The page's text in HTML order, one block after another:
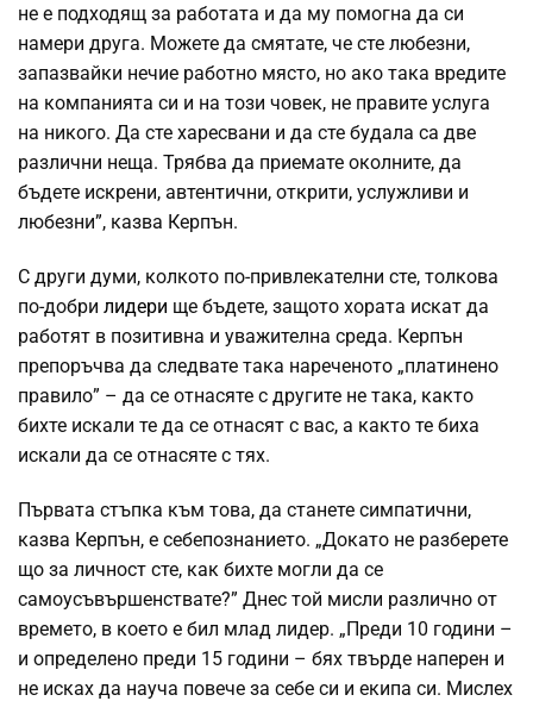
не е подходящ за работата и да му помогна да си
намери друга. Можете да смятате, че сте любезни,
запазвайки нечие работно място, но ако така вредите
на компанията си и на този човек, не правите услуга
на никого. Да сте харесвани и да сте будала са две
различни неща. Трябва да приемате околните, да
бъдете искрени, автентични, открити, услужливи и
любезни”, казва Керпън.
С други думи, колкото по-привлекателни сте, толкова
по-добри лидери ще бъдете, защото хората искат да
работят в позитивна и уважителна среда. Керпън
препоръчва да следвате така нареченото „платинено
правило” – да се отнасяте с другите не така, както
бихте искали те да се отнасят с вас, а както те биха
искали да се отнасяте с тях.
Първата стъпка към това, да станете симпатични,
казва Керпън, е себепознанието. „Докато не разберете
що за личност сте, как бихте могли да се
самоусъвършенствате?” Днес той мисли различно от
времето, в което е бил млад лидер. „Преди 10 години –
и определено преди 15 години – бях твърде наперен и
не исках да науча повече за себе си и екипа си. Мислех